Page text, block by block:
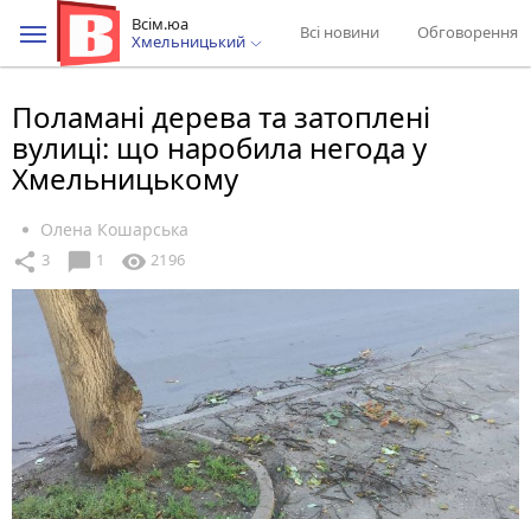
Всім.юа
Хмельницький
Всі новини Обговорення
Поламані дерева та затоплені
вулиці: що наробила негода у
Хмельницькому
Олена Кошарська
share 3 chat_bubble 1 visibility 2196